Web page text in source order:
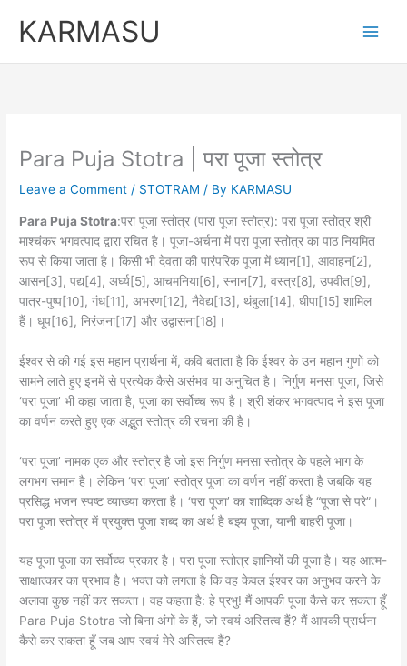
KARMASU
Para Puja Stotra | परा पूजा स्तोत्र
Leave a Comment / STOTRAM / By KARMASU
Para Puja Stotra:परा पूजा स्तोत्र (पारा पूजा स्तोत्र): परा पूजा स्तोत्र श्री
माश्चंकर भगवत्पाद द्वारा रचित है। पूजा-अर्चना में परा पूजा स्तोत्र का पाठ नियमित
रूप से किया जाता है। किसी भी देवता की पारंपरिक पूजा में ध्यान[1], आवाहन[2],
आसन[3], पद्य[4], अर्घ्य[5], आचमनिया[6], स्नान[7], वस्त्र[8], उपवीत[9],
पात्र-पुष्प[10], गंध[11], अभरण[12], नैवेद्य[13], थंबुला[14], धीपा[15] शामिल
हैं। धूप[16], निरंजना[17] और उद्वासना[18]।
ईश्वर से की गई इस महान प्रार्थना में, कवि बताता है कि ईश्वर के उन महान गुणों को
सामने लाते हुए इनमें से प्रत्येक कैसे असंभव या अनुचित है। निर्गुण मनसा पूजा, जिसे
‘परा पूजा’ भी कहा जाता है, पूजा का सर्वोच्च रूप है। श्री शंकर भगवत्पाद ने इस पूजा
का वर्णन करते हुए एक अद्भुत स्तोत्र की रचना की है।
‘परा पूजा’ नामक एक और स्तोत्र है जो इस निर्गुण मनसा स्तोत्र के पहले भाग के
लगभग समान है। लेकिन ‘परा पूजा’ स्तोत्र पूजा का वर्णन नहीं करता है जबकि यह
प्रसिद्ध भजन स्पष्ट व्याख्या करता है। ‘परा पूजा’ का शाब्दिक अर्थ है “पूजा से परे”।
परा पूजा स्तोत्र में प्रयुक्त पूजा शब्द का अर्थ है बझ्य पूजा, यानी बाहरी पूजा।
यह पूजा पूजा का सर्वोच्च प्रकार है। परा पूजा स्तोत्र ज्ञानियों की पूजा है। यह आत्म-
साक्षात्कार का प्रभाव है। भक्त को लगता है कि वह केवल ईश्वर का अनुभव करने के
अलावा कुछ नहीं कर सकता। वह कहता है: हे प्रभु! मैं आपकी पूजा कैसे कर सकता हूँ
Para Puja Stotra जो बिना अंगों के हैं, जो स्वयं अस्तित्व हैं? मैं आपकी प्रार्थना
कैसे कर सकता हूँ जब आप स्वयं मेरे अस्तित्व हैं?